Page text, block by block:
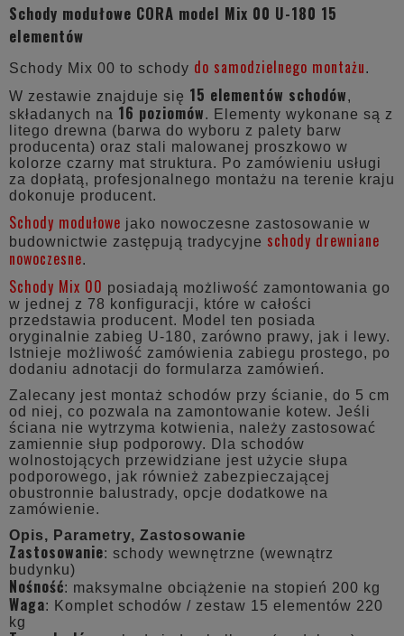
Schody modułowe CORA model Mix 00 U-180 15
elementów
Schody Mix 00 to schody do samodzielnego montażu.
W zestawie znajduje się 15 elementów schodów,
składanych na 16 poziomów. Elementy wykonane są z
litego drewna (barwa do wyboru z palety barw
producenta) oraz stali malowanej proszkowo w
kolorze czarny mat struktura. Po zamówieniu usługi
za dopłatą, profesjonalnego montażu na terenie kraju
dokonuje producent.
Schody modułowe jako nowoczesne zastosowanie w
budownictwie zastępują tradycyjne schody drewniane
nowoczesne.
Schody Mix 00 posiadają możliwość zamontowania go
w jednej z 78 konfiguracji, które w całości
przedstawia producent. Model ten posiada
oryginalnie zabieg U-180, zarówno prawy, jak i lewy.
Istnieje możliwość zamówienia zabiegu prostego, po
dodaniu adnotacji do formularza zamówień.
Zalecany jest montaż schodów przy ścianie, do 5 cm
od niej, co pozwala na zamontowanie kotew. Jeśli
ściana nie wytrzyma kotwienia, należy zastosować
zamiennie słup podporowy. Dla schodów
wolnostojących przewidziane jest użycie słupa
podporowego, jak również zabezpieczającej
obustronnie balustrady, opcje dodatkowe na
zamówienie.
Opis, Parametry, Zastosowanie
Zastosowanie: schody wewnętrzne (wewnątrz
budynku)
Nośność: maksymalne obciążenie na stopień 200 kg
Waga: Komplet schodów / zestaw 15 elementów 220
kg